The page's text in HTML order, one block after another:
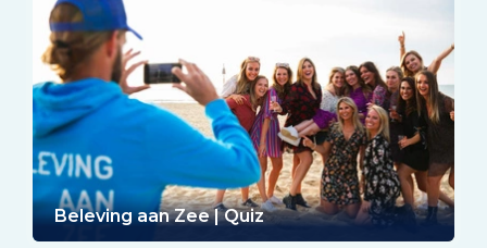
Beleving aan Zee | Quiz